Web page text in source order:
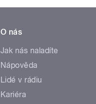
O nás
Jak nás naladíte
Nápověda
Lidé v rádiu
Kariéra